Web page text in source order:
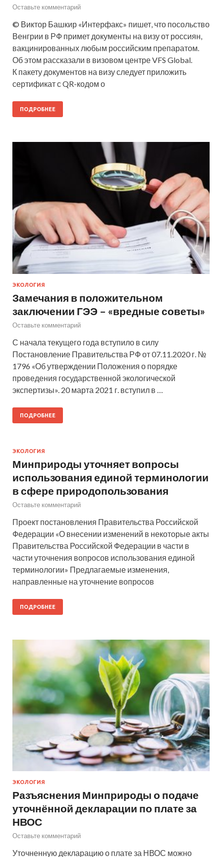
Оставьте комментарий
© Виктор Башкир «Интерфакс» пишет, что посольство
Венгрии в РФ примет документы на визу от россиян,
вакцинированных любым российским препаратом.
Об этом рассказали в визовом центре VFS Global.
К пакету документов на визу следует приложить
сертификат с QR-кодом о
ПОДРОБНЕЕ
ЭКОЛОГИЯ
Замечания в положительном
заключении ГЭЭ – «вредные советы»
Оставьте комментарий
С начала текущего года вступило в силу
Постановление Правительства РФ от 07.11.2020 г. №
1796 «Об утверждении Положения о порядке
проведения государственной экологической
экспертизы». 20 марта 2021 г. вступил в …
ПОДРОБНЕЕ
ЭКОЛОГИЯ
Минприроды уточняет вопросы
использования единой терминологии
в сфере природопользования
Оставьте комментарий
Проект постановления Правительства Российской
Федерации «О внесении изменений в некоторые акты
Правительства Российской Федерации в части в
части уточнения вопросов использования единой
терминологии» Предлагаемые изменения,
направленные на уточнение вопросов
ПОДРОБНЕЕ
ЭКОЛОГИЯ
Разъяснения Минприроды о подаче
уточнённой декларации по плате за
НВОС
Оставьте комментарий
Уточненную декларацию о плате за НВОС можно